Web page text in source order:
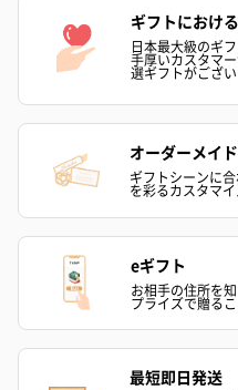
ギフトにおけ
日本最大級のギ
手厚いカスタマ
選ギフトがござい
オーダーメイ
ギフトシーンに
を彩るカスタマ
eギフト
お相手の住所を
プライズで贈る
最短即日発送